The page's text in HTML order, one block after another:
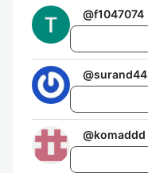
@f1047074
@surand44
@komaddd